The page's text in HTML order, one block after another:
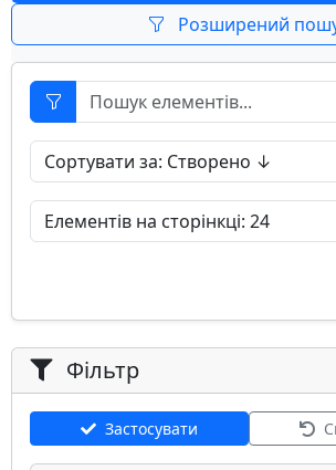
Розширений
Фільтр
Застосувати